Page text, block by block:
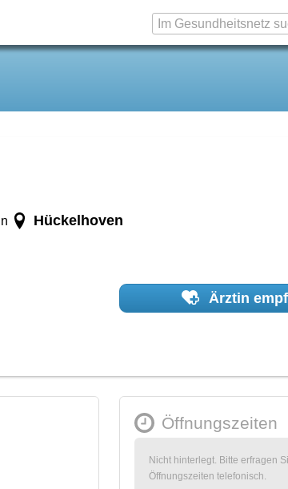
Hückelhoven
Ärztin
Öffnungszeiten
Nicht hinterlegt. Bitte erfragen
Öffnungszeiten telefonisch.